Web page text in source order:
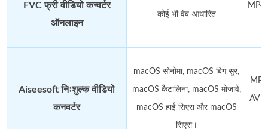
FVC फ्री वीडियो कन्वर्टर
ऑनलाइन
कोई भी वेब-आधारित
Aiseesoft निःशुल्क वीडियो
कनवर्टर
macOS सोनोमा, macOS बिग सुर,
macOS कैटालिना, macOS मोजावे,
macOS हाई सिएरा और macOS
सिएरा।
AV